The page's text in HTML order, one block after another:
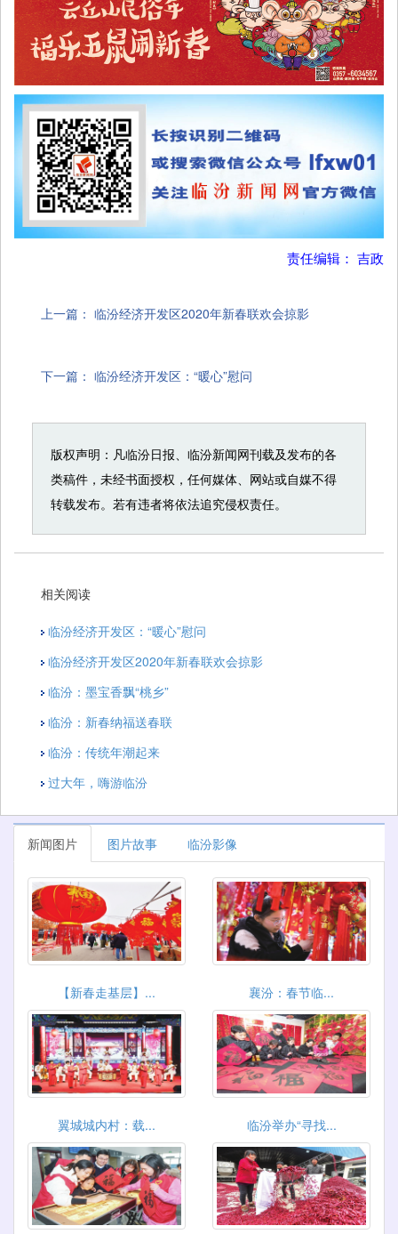
责任编辑： 吉政
上一篇： 临汾经济开发区2020年新春联欢会掠影
下一篇： 临汾经济开发区：“暖心”慰问
版权声明：凡临汾日报、临汾新闻网刊载及发布的各
类稿件，未经书面授权，任何媒体、网站或自媒不得
转载发布。若有违者将依法追究侵权责任。
相关阅读
临汾经济开发区：“暖心”慰问
临汾经济开发区2020年新春联欢会掠影
临汾：墨宝香飘“桃乡”
临汾：新春纳福送春联
临汾：传统年潮起来
过大年，嗨游临汾
新闻图片 图片故事 临汾影像
【新春走基层】... 襄汾：春节临...
翼城城内村：载... 临汾举办“寻找...